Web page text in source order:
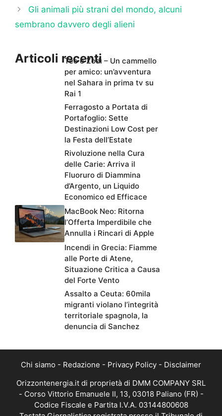
Gli animali più strani del mondo, alcuni
sembrano davvero degli alieni
Articoli recentiTeo e Zodì – Un cammello
per amico: un’avventura
nel Sahara in prima tv su
Rai 1
Ferragosto a Portata di
Portafoglio: Sette
Destinazioni Low Cost per
la Festa dell’Estate
Rivoluzione nella Cura
delle Carie: Arriva il
Fluoruro di Diammina
d’Argento, un Liquido
Economico ed Efficace
MacBook Neo: Ritorna
l’Offerta Imperdibile che
Annulla i Rincari di Apple
Incendi in Grecia: Fiamme
alle Porte di Atene,
Situazione Critica a Causa
del Forte Vento
Assalto a Ceuta: 60mila
migranti violano l’integrità
territoriale spagnola, la
denuncia di Sanchez
Chi siamo - Redazione - Privacy Policy - Disclaimer
Orizzontenergia.it di proprietà di DMM COMPANY SRL
- Corso Vittorio Emanuele II, 13, 03018 Paliano (FR) -
Codice Fiscale e Partita I.V.A. 03144800608